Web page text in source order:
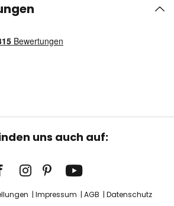
uns auch auf:
Impressum AGB
Datenschutz